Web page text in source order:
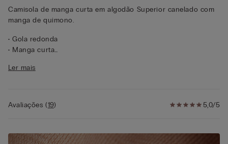
Camisola de manga curta em algodão Superior canelado com
manga de quimono.
• Gola redonda
• Manga curta
• 100% algodão
Ler mais
5,0/5
Avaliações(19)